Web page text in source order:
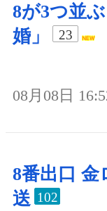
8が3つ並
婚」
23
08月08日
8番出口 金
送 102